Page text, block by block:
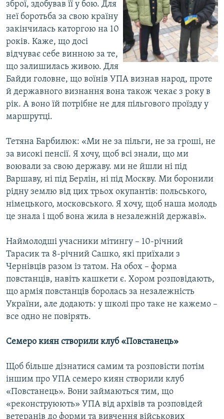
зброї, здобував її у бою. Для
неї боротьба за свою країну
закінчилась каторгою на 10
років. Каже, що досі
відчуває себе винною за те,
що залишилась живою. Для
Байди головне, що воїнів УПА визнав народ, проте
й державного визнання вона також чекає з року в
рік. А воно їй потрібне не для пільгового проїзду у
маршрутці.
Тетяна Барбилюк: «Ми не за пільги, не за гроші, не
за високі пенсії. Я хочу, щоб всі знали, що ми
воювали за свою державу. ми не йшли ні під
Варшаву, ні під Берлін, ні під Москву. Ми боронили
рідну землю від цих трьох окупантів: польського,
німецького, московського. Я хочу, щоб наша молодь
це знала і щоб вона жила в незалежній державі».
Наймолодші учасники мітингу – 10-річний
Тарасик та 8-річний Сашко, які приїхали з
Чернівців разом із татом. На обох – форма
повстанців, навіть кашкети є. Хором розповідають,
що армія повстанців боролась за незалежність
України, але додають: у школі про таке не кажемо –
все одно не повірять.
Семеро киян створили клуб «Повстанець»
Щоб більше дізнатися самим та розповісти потім
іншим про УПА семеро киян створили клуб
«Повстанець». Вони займаються тим, що
«реконструюють» УПА від архівів та розповідей
ветеранів до форми та вивчення військових